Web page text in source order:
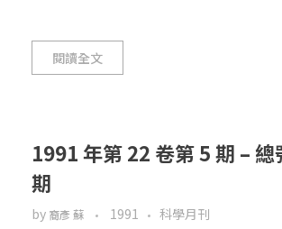
閱讀全文
1991 年第 22 卷第 5 期 –
期
by 裔彥 蘇 1991 科學月刊